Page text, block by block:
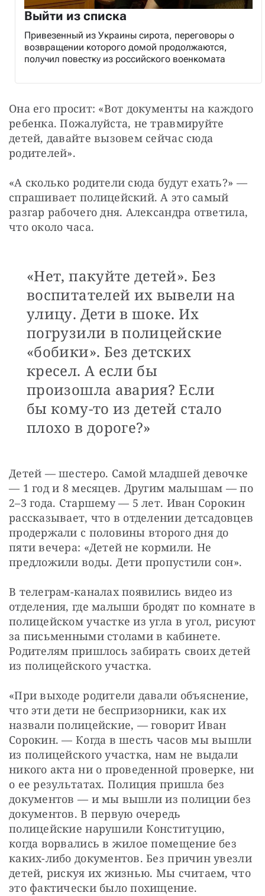
Выйти из списка
Привезенный из Украины сирота, переговоры о
возвращении которого домой продолжаются,
получил повестку из российского военкомата
Она его просит: «Вот документы на каждого
ребенка. Пожалуйста, не травмируйте
детей, давайте вызовем сейчас сюда
родителей».
«А сколько родители сюда будут ехать?» —
спрашивает полицейский. А это самый
разгар рабочего дня. Александра ответила,
что около часа.
«Нет, пакуйте детей». Без
воспитателей их вывели на
улицу. Дети в шоке. Их
погрузили в полицейские
«бобики». Без детских
кресел. А если бы
произошла авария? Если
бы кому-то из детей стало
плохо в дороге?»
Детей — шестеро. Самой младшей девочке
— 1 год и 8 месяцев. Другим малышам — по
2–3 года. Старшему — 5 лет. Иван Сорокин
рассказывает, что в отделении детсадовцев
продержали с половины второго дня до
пяти вечера: «Детей не кормили. Не
предложили воды. Дети пропустили сон».
В телеграм-каналах появились видео из
отделения, где малыши бродят по комнате в
полицейском участке из угла в угол, рисуют
за письменными столами в кабинете.
Родителям пришлось забирать своих детей
из полицейского участка.
«При выходе родители давали объяснение,
что эти дети не беспризорники, как их
назвали полицейские, — говорит Иван
Сорокин. — Когда в шесть часов мы вышли
из полицейского участка, нам не выдали
никого акта ни о проведенной проверке, ни
о ее результатах. Полиция пришла без
документов — и мы вышли из полиции без
документов. В первую очередь
полицейские нарушили Конституцию,
когда ворвались в жилое помещение без
каких-либо документов. Без причин увезли
детей, рискуя их жизнью. Мы считаем, что
это фактически было похищение.